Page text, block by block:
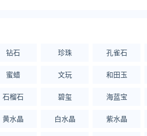
钻石 珍珠 孔雀石
蜜蜡 文玩 和田玉
石榴石 碧玺 海蓝宝
黄水晶 白水晶 紫水晶